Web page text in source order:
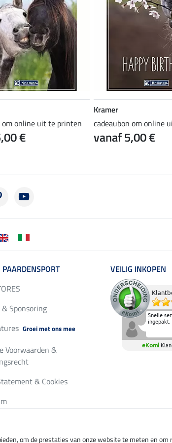
om online uit te printen
€
Kramer
cadeaubon om online
vanaf 5,00 €
Sponsoring
Groei met ons mee
Voorwaarden &
& Cookies
VEILIG INKOPEN
Snelle
ingepakt.
eKomi
om de prestaties van onze website te meten en om